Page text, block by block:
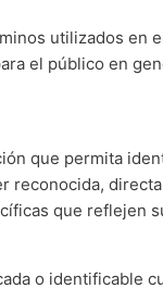
utilizados en
el público en
que permita
reconocida,
que reflejen
o identificable